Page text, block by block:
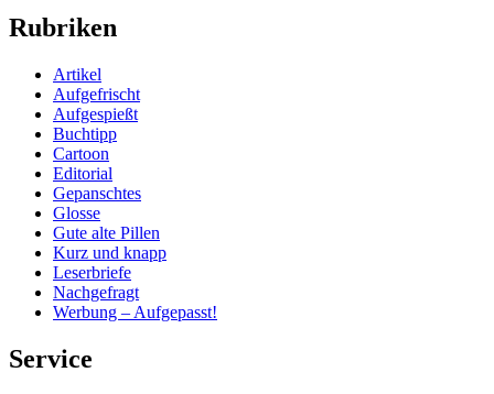
Rubriken
Artikel
Aufgefrischt
Aufgespießt
Buchtipp
Cartoon
Editorial
Gepanschtes
Glosse
Gute alte Pillen
Kurz und knapp
Leserbriefe
Nachgefragt
Werbung – Aufgepasst!
Service